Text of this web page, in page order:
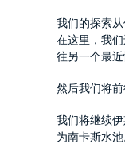
我们的探索
在这里，我
往另一个最
然后我们将
我们将继续
为南卡斯水池